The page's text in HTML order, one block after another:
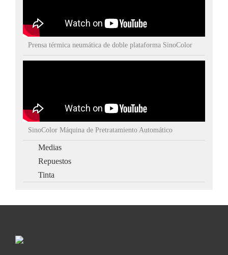
Prensa térmica neumática de doble plataforma SinoColor
SinoColor Máquina de Pretratamiento Automático
Medias
Repuestos
Tinta